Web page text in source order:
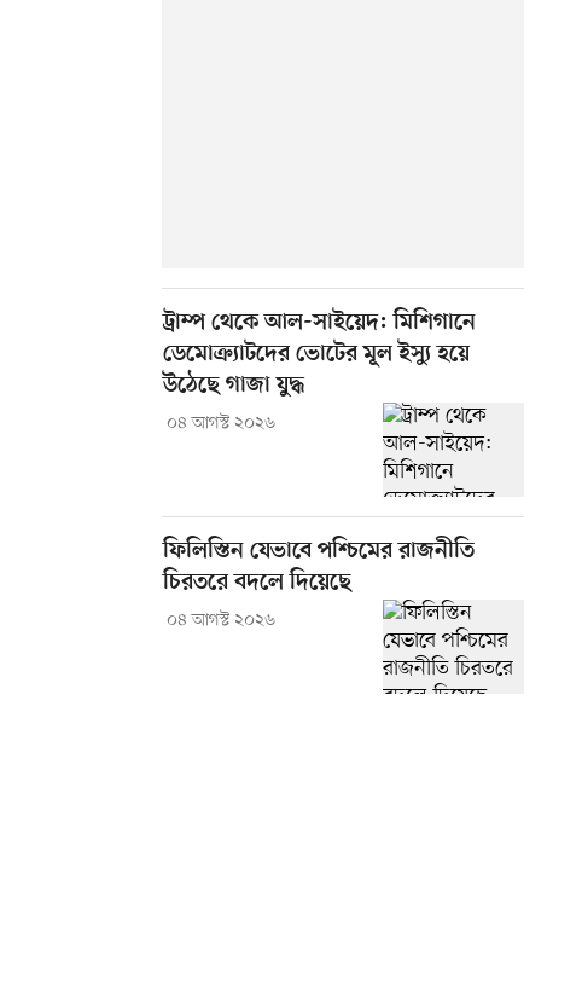
ট্রাম্প থেকে আল-সাইয়েদ: মিশিগানে
ডেমোক্র্যাটদের ভোটের মূল ইস্যু হয়ে
উঠেছে গাজা যুদ্ধ
০৪ আগস্ট ২০২৬
ফিলিস্তিন যেভাবে পশ্চিমের রাজনীতি
চিরতরে বদলে দিয়েছে
০৪ আগস্ট ২০২৬